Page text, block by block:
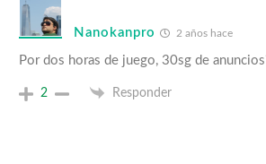
Nanokanpro 2 años hace
Por dos horas de juego, 30sg de
2 Responder